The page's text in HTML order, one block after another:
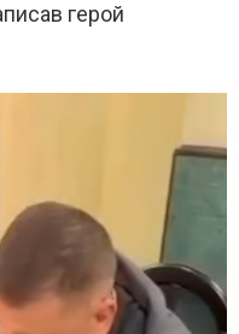
герой